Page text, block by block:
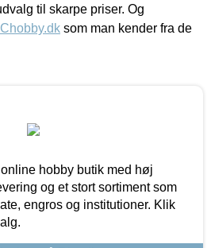
til skarpe priser. Og
som man kender fra de
hobby butik med høj
og et stort sortiment som
engros og institutioner. Klik